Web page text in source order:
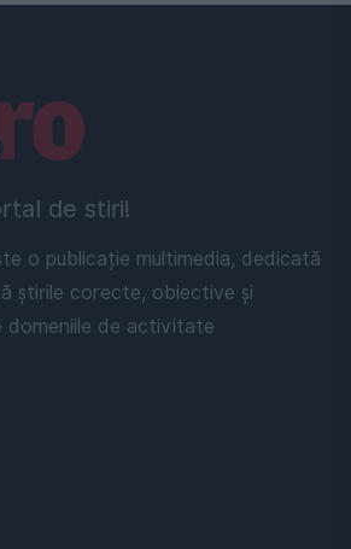
de stiri!
o publicație multimedia, dedicată
știrile corecte, obiective și
de activitate